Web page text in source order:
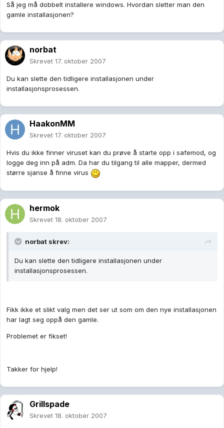
Så jeg må dobbelt installere windows. Hvordan sletter man den
gamle installasjonen?
norbat
Skrevet 17. oktober 2007
Du kan slette den tidligere installasjonen under
installasjonsprosessen.
HaakonMM
Skrevet 17. oktober 2007
Hvis du ikke finner viruset kan du prøve å starte opp i safemod, og
logge deg inn på adm. Da har du tilgang til alle mapper, dermed
større sjanse å finne virus
hermok
Skrevet 18. oktober 2007
norbat skrev:
Du kan slette den tidligere installasjonen under
installasjonsprosessen.
Fikk ikke et slikt valg men det ser ut som om den nye installasjonen
har lagt seg oppå den gamle.
Problemet er fikset!
Takker for hjelp!
Grillspade
Skrevet 18. oktober 2007